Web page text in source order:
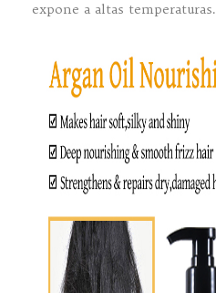
expone a altas temperaturas.